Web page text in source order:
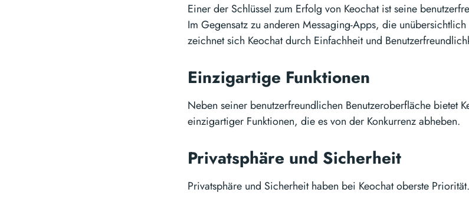
Einer der Schlüssel zum Erfolg von Keochat ist seine
Im Gegensatz zu anderen Messaging-Apps, die
zeichnet sich Keochat durch Einfachheit und
Einzigartige Funktionen
Neben seiner benutzerfreundlichen Benutzeroberfläche bietet
einzigartiger Funktionen, die es von der Konkurrenz abheben.
Privatsphäre und Sicherheit
Privatsphäre und Sicherheit haben bei Keochat oberste Priorität.